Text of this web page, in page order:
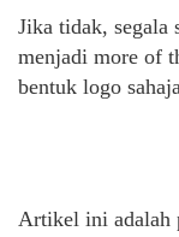
Jika tidak, segala
menjadi more of
bentuk logo
Artikel ini adalah